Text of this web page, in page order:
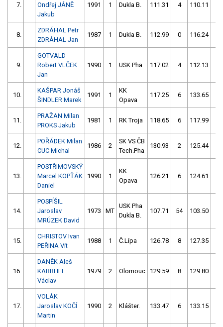
7.
Ondřej JÁNĚ
Jakub
1991 1 Dukla B. 111.31 4 110.11
8.
ZDRÁHAL Petr
ZDRÁHAL Jan
1987 1 Dukla B. 112.99 0 116.24
9.
GOTVALD
Robert VLČEK
Jan
1990 1 USK Pha 117.02 4 112.13
10.
KAŠPAR Jonáš
ŠINDLER Marek
1991 1
KK
Opava
117.25 6 133.65
11.
PRAŽAN Milan
PROKS Jakub
1981 1 RK Troja 118.65 6 117.99
12.
POŘÁDEK Milan
CUC Michal
1986 2
SK VS ČB
Tech.Pha
130.93 2 125.44
13.
POSTŘIMOVSKÝ
Marcel KOPŤÁK
Daniel
1990 1
KK
Opava
126.21 6 124.61
14.
POSPÍŠIL
Jaroslav
MRÚZEK David
1973 MT
USK Pha
Dukla B.
107.71 54 103.50
15.
CHRISTOV Ivan
PEŘINA Vít
1988 1 Č.Lípa 126.78 8 127.35
16.
DANĚK Aleš
KABRHEL
Václav
1979 2 Olomouc 129.59 8 129.80
17.
VOLÁK
Jaroslav KOČÍ
Martin
1990 2 Klášter. 133.47 6 133.15